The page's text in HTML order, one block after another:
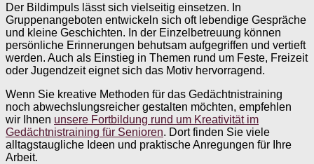
Der Bildimpuls lässt sich vielseitig einsetzen. In
Gruppenangeboten entwickeln sich oft lebendige Gespräche
und kleine Geschichten. In der Einzelbetreuung können
persönliche Erinnerungen behutsam aufgegriffen und vertieft
werden. Auch als Einstieg in Themen rund um Feste, Freizeit
oder Jugendzeit eignet sich das Motiv hervorragend.
Wenn Sie kreative Methoden für das Gedächtnistraining
noch abwechslungsreicher gestalten möchten, empfehlen
wir Ihnen unsere Fortbildung rund um Kreativität im
Gedächtnistraining für Senioren. Dort finden Sie viele
alltagstaugliche Ideen und praktische Anregungen für Ihre
Arbeit.